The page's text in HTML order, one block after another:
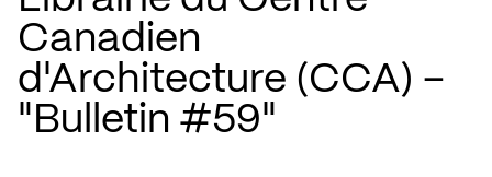
Canadien
d'Architecture (CCA) –
"Bulletin #59"